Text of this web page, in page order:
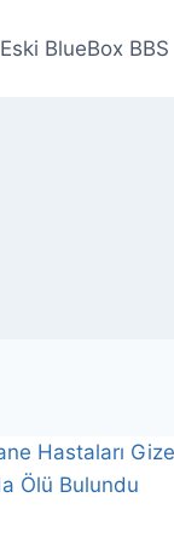
Eski BlueBox BBS